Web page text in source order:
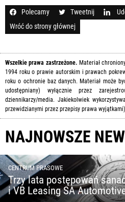
Polecamy Tweetnij
Wróć do strony głównej
Wszelkie prawa zastrzeżone. Materiał
1994 roku o prawie autorskim i prawach
roku o ochronie baz danych. Materiał może
udostępniany) wyłącznie przez
dziennikarzy/media. Jakiekolwiek
przewidzianymi przez przepisy prawa
NAJNOWSZE
CENTRUM PRASOWE
Trzy lata postępowań
i VB Leasing SA